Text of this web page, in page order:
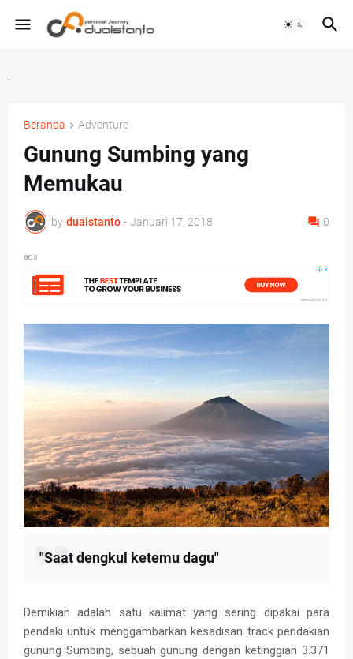
Beranda Adventure
Gunung Sumbing yang
Memukau
by duaistanto - Januari 17, 2018 0
ads
"Saat dengkul ketemu dagu"
Demikian adalah satu kalimat yang sering dipakai para
pendaki untuk menggambarkan kesadisan track pendakian
gunung Sumbing, sebuah gunung dengan ketinggian 3.371